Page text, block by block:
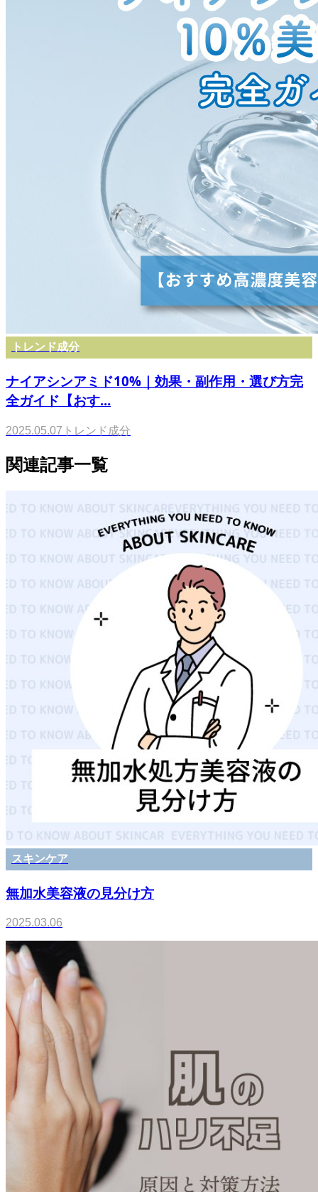
トレンド成分
ナイアシンアミド10%｜効果・副作用・選び方完
全ガイド【おす...
2025.05.07 トレンド成分
関連記事一覧
スキンケア
無加水美容液の見分け方
2025.03.06